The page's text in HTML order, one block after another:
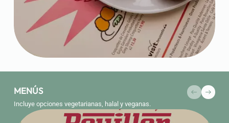
MENÚS
Incluye opciones vegetarianas, halal y veganas.